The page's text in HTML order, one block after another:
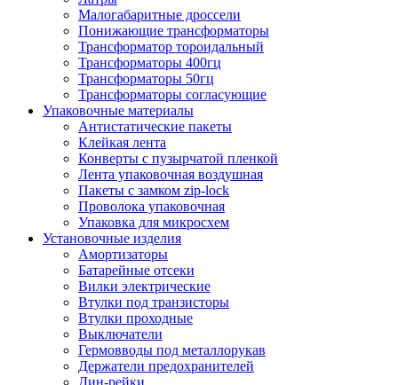
Малогабаритные дроссели
Понижающие трансформаторы
Трансформатор тороидальный
Трансформаторы 400гц
Трансформаторы 50гц
Трансформаторы согласующие
Упаковочные материалы
Антистатические пакеты
Клейкая лента
Конверты с пузырчатой пленкой
Лента упаковочная воздушная
Пакеты с замком zip-lock
Проволока упаковочная
Упаковка для микросхем
Установочные изделия
Амортизаторы
Батарейные отсеки
Вилки электрические
Втулки под транзисторы
Втулки проходные
Выключатели
Гермовводы под металлорукав
Держатели предохранителей
Дин-рейки